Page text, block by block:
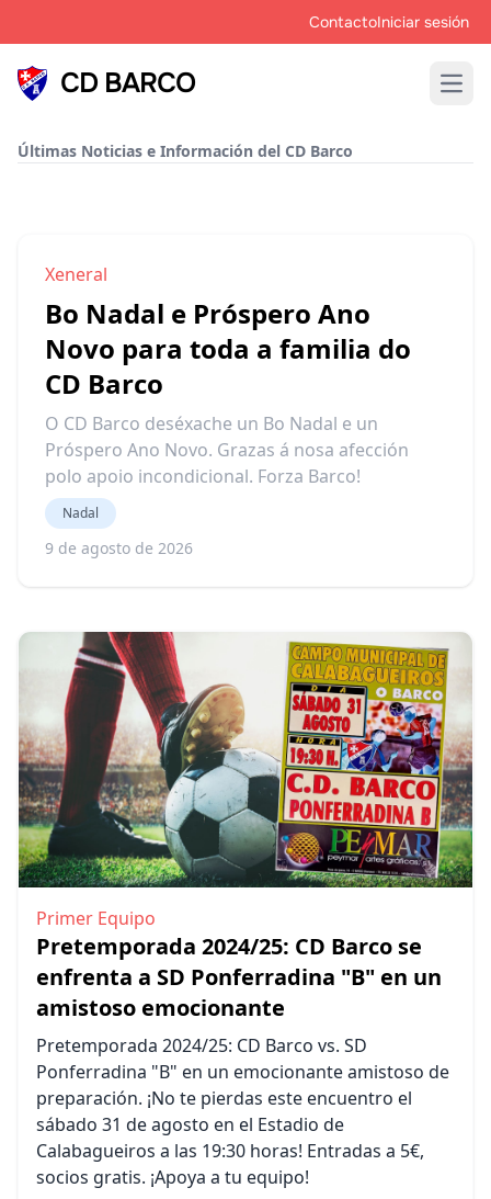
ContactoIniciar sesión
CD BARCO
Últimas Noticias e Información del CD Barco
Xeneral
Bo Nadal e Próspero Ano
Novo para toda a familia do
CD Barco
O CD Barco deséxache un Bo Nadal e un
Próspero Ano Novo. Grazas á nosa afección
polo apoio incondicional. Forza Barco!
Nadal
9 de agosto de 2026
Primer Equipo
Pretemporada 2024/25: CD Barco se
enfrenta a SD Ponferradina "B" en un
amistoso emocionante
Pretemporada 2024/25: CD Barco vs. SD
Ponferradina "B" en un emocionante amistoso de
preparación. ¡No te pierdas este encuentro el
sábado 31 de agosto en el Estadio de
Calabagueiros a las 19:30 horas! Entradas a 5€,
socios gratis. ¡Apoya a tu equipo!